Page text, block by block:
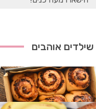
אוהבים